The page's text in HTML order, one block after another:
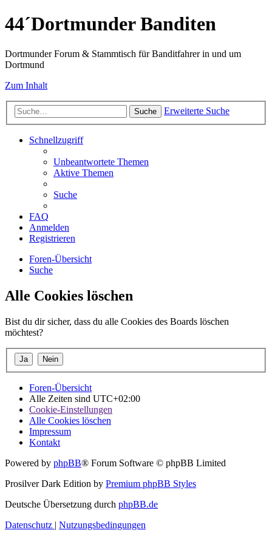
44´Dortmunder Banditen
Dortmunder Forum & Stammtisch für Banditfahrer in und um
Dortmund
Zum Inhalt
Suche Erweiterte Suche
Schnellzugriff
Unbeantwortete Themen
Aktive Themen
Suche
FAQ
Anmelden
Registrieren
Foren-Übersicht
Suche
Alle Cookies löschen
Bist du dir sicher, dass du alle Cookies des Boards löschen
möchtest?
Foren-Übersicht
Alle Zeiten sind UTC+02:00
Cookie-Einstellungen
Alle Cookies löschen
Impressum
Kontakt
Powered by phpBB® Forum Software © phpBB Limited
Prosilver Dark Edition by Premium phpBB Styles
Deutsche Übersetzung durch phpBB.de
Datenschutz | Nutzungsbedingungen